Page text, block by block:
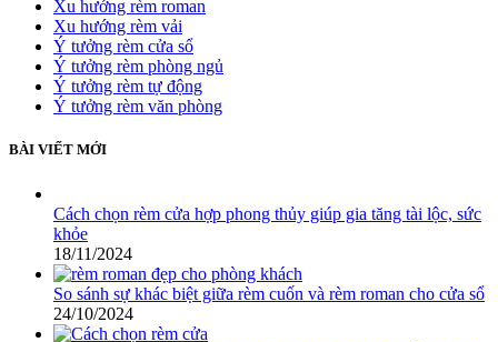
Xu hướng rèm roman
Xu hướng rèm vải
Ý tưởng rèm cửa sổ
Ý tưởng rèm phòng ngủ
Ý tưởng rèm tự động
Ý tưởng rèm văn phòng
BÀI VIẾT MỚI
Cách chọn rèm cửa hợp phong thủy giúp gia tăng tài lộc, sức
khỏe
18/11/2024
So sánh sự khác biệt giữa rèm cuốn và rèm roman cho cửa sổ
24/10/2024